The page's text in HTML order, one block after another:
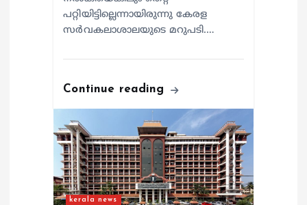
പറ്റിയിട്ടില്ലെന്നായിരുന്നു കേരള
സര്‍വകലാശാലയുടെ മറുപടി.…
Continue reading
kerala news